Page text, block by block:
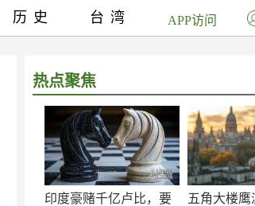
热点聚焦
印度豪赌千亿卢比，要
五角大楼鹰
历史 台湾 APP访问